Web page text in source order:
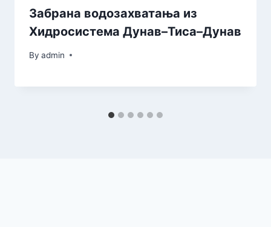
Забрана водозахватања из
Хидросистема Дунав–Тиса–Дунав
By admin